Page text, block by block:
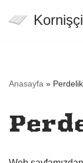
Kornişçi
Anasayfa »